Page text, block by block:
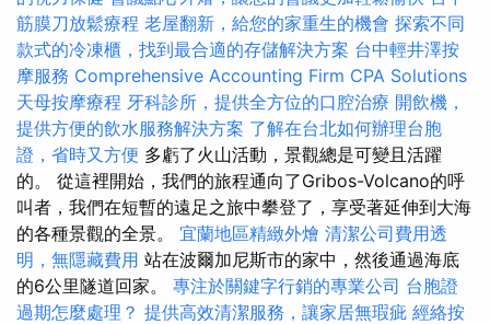
筋膜刀放鬆療程 老屋翻新，給您的家重生的機會 探索不同
款式的冷凍櫃，找到最合適的存儲解決方案 台中輕井澤按
摩服務 Comprehensive Accounting Firm CPA Solutions
天母按摩療程 牙科診所，提供全方位的口腔治療 開飲機，
提供方便的飲水服務解決方案 了解在台北如何辦理台胞
證，省時又方便 多虧了火山活動，景觀總是可變且活躍
的。 從這裡開始，我們的旅程通向了Gribos-Volcano的呼
叫者，我們在短暫的遠足之旅中攀登了，享受著延伸到大海
的各種景觀的全景。 宜蘭地區精緻外燴 清潔公司費用透
明，無隱藏費用 站在波爾加尼斯市的家中，然後通過海底
的6公里隧道回家。 專注於關鍵字行銷的專業公司 台胞證
過期怎麼處理？ 提供高效清潔服務，讓家居無瑕疵 經絡按